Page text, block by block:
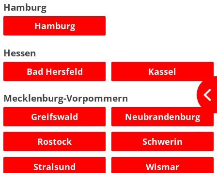
Hamburg
Hamburg
Hessen
Bad Hersfeld Kassel
Mecklenburg-Vorpommern
Greifswald Neubrandenburg
Rostock Schwerin
Stralsund Wismar